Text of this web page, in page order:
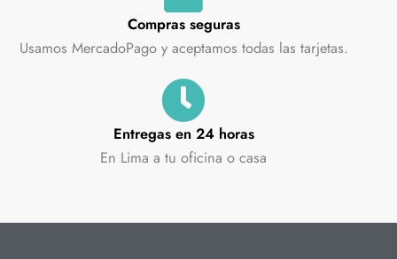
Compras seguras
Usamos MercadoPago y aceptamos todas las tarjetas.
Entregas en 24 horas
En Lima a tu oficina o casa